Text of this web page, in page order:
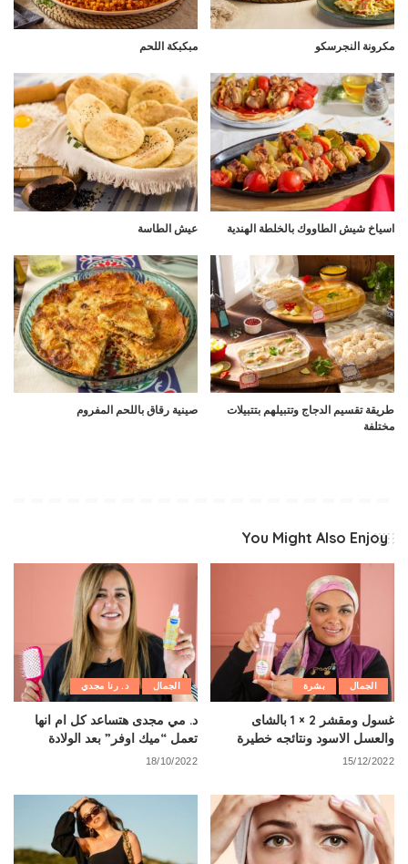
مكرونة النجرسكو مبكبكة اللحم
اسياخ شيش الطاووك بالخلطة الهندية عيش الطاسة
طريقة تقسيم الدجاج وتتبيلهم بتتبيلات
مختلفة
صينية رقاق باللحم المفروم
You Might Also Enjoy
الجمال بشرة
غسول ومقشر 2 × 1 بالشاى
والعسل الاسود ونتائجه خطيرة
15/12/2022
الجمال د. رنا مجدي
د. مي مجدى هتساعد كل ام انها
تعمل “ميك اوفر” بعد الولادة
18/10/2022